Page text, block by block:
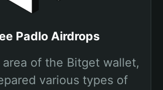
Padlo Airdrops
of the Bitget wallet,
various types of